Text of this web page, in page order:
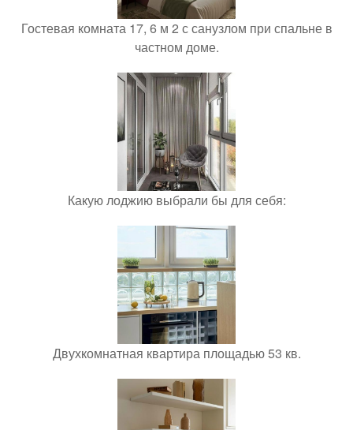
Гостевая комната 17, 6 м 2 с санузлом при спальне в
частном доме.
Какую лоджию выбрали бы для себя:
Двухкомнатная квартира площадью 53 кв.